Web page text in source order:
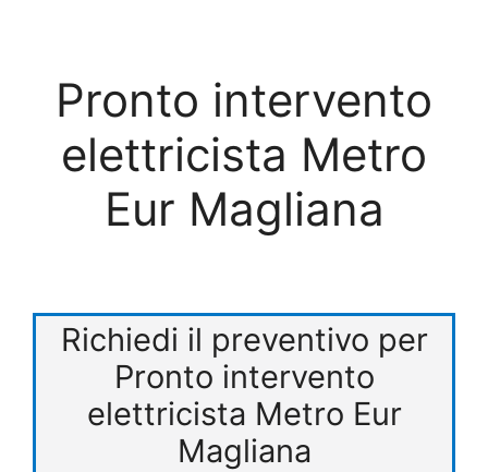
Pronto intervento
elettricista Metro
Eur Magliana
Richiedi il preventivo per
Pronto intervento
elettricista Metro Eur
Magliana